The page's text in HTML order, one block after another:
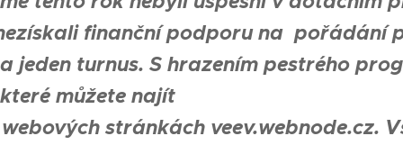
finanční podporu na pořádání
jeden turnus. S hrazením pestrého
můžete najít
stránkách veev.webnode.cz.